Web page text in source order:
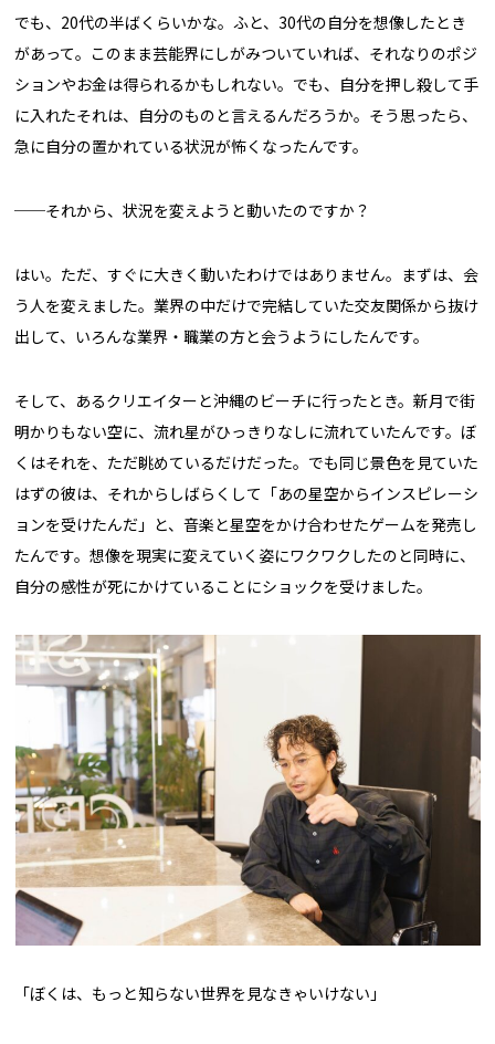
でも、20代の半ばくらいかな。ふと、30代の自分を想像したとき
があって。このまま芸能界にしがみついていれば、それなりのポジ
ションやお金は得られるかもしれない。でも、自分を押し殺して手
に入れたそれは、自分のものと言えるんだろうか。そう思ったら、
急に自分の置かれている状況が怖くなったんです。
──それから、状況を変えようと動いたのですか？
はい。ただ、すぐに大きく動いたわけではありません。まずは、会
う人を変えました。業界の中だけで完結していた交友関係から抜け
出して、いろんな業界・職業の方と会うようにしたんです。
そして、あるクリエイターと沖縄のビーチに行ったとき。新月で街
明かりもない空に、流れ星がひっきりなしに流れていたんです。ぼ
くはそれを、ただ眺めているだけだった。でも同じ景色を見ていた
はずの彼は、それからしばらくして「あの星空からインスピレーシ
ョンを受けたんだ」と、音楽と星空をかけ合わせたゲームを発売し
たんです。想像を現実に変えていく姿にワクワクしたのと同時に、
自分の感性が死にかけていることにショックを受けました。
「ぼくは、もっと知らない世界を見なきゃいけない」